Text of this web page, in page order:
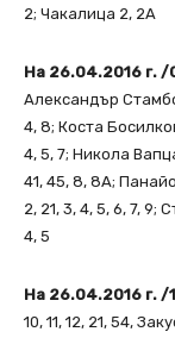
2; Чакалица 2, 2А
На 26.04.2016 г. /
Александър
4, 8; Коста
4, 5, 7; Никола
41, 45, 8, 8А;
2, 21, 3, 4, 5, 6, 7,
4, 5
На 26.04.2016 г. /
10, 11, 12, 21, 54,